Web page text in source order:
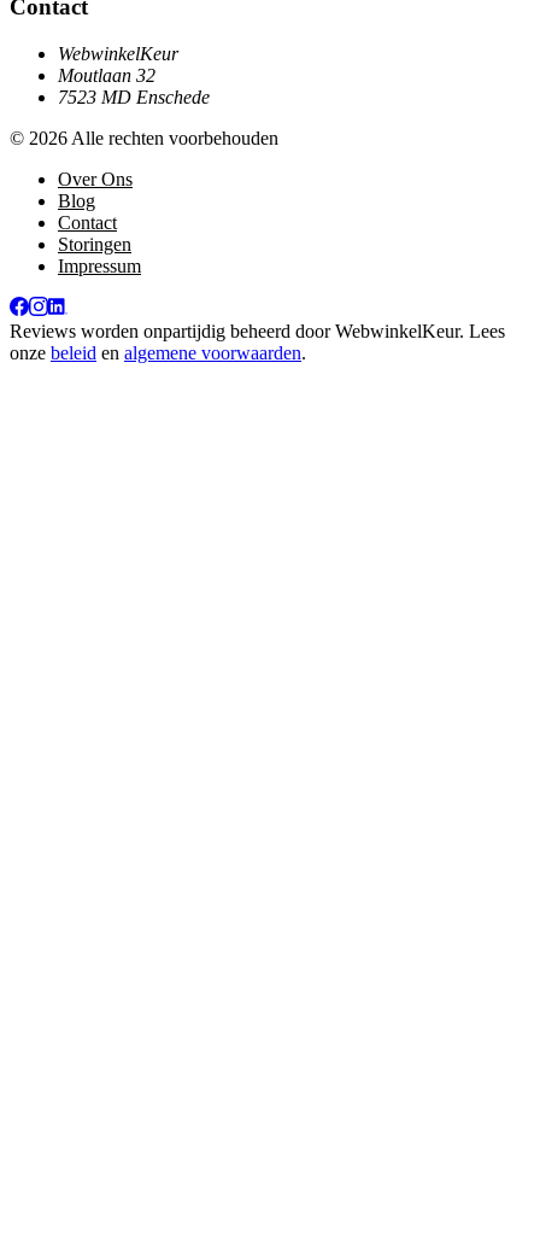
Contact
WebwinkelKeur
Moutlaan 32
7523 MD Enschede
© 2026 Alle rechten voorbehouden
Over Ons
Blog
Contact
Storingen
Impressum
Reviews worden onpartijdig beheerd doorWebwinkelKeur. Lees
onze beleid en algemene voorwaarden.